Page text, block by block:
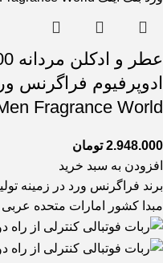
Fragrance World
2.948.000 تومان
افزودن به سبد خرید
برند فراگرنس ورد در زمینه
مبدا کشور امارات متحده